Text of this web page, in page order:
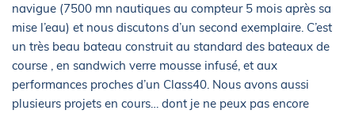
navigue (7500 mn nautiques au compteur 5 mois après sa
mise l’eau) et nous discutons d’un second exemplaire. C’est
un très beau bateau construit au standard des bateaux de
course , en sandwich verre mousse infusé, et aux
performances proches d’un Class40. Nous avons aussi
plusieurs projets en cours… dont je ne peux pas encore